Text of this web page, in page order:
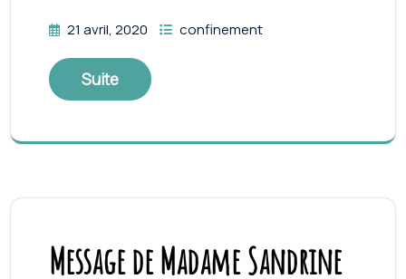
21 avril, 2020 confinement
Suite
Message de Madame Sandrine